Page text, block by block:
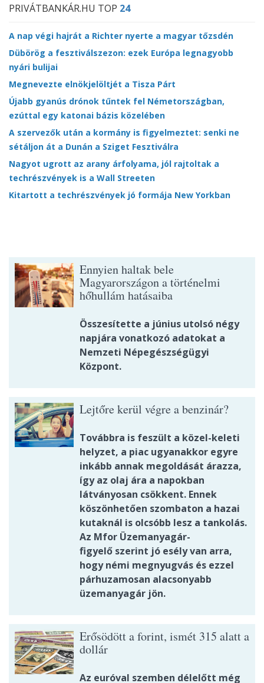
PRIVÁTBANKÁR.HU TOP 24
A nap végi hajrát a Richter nyerte a magyar tőzsdén
Dübörög a fesztiválszezon: ezek Európa legnagyobb
nyári bulijai
Megnevezte elnökjelöltjét a Tisza Párt
Újabb gyanús drónok tűntek fel Németországban,
ezúttal egy katonai bázis közelében
A szervezők után a kormány is figyelmeztet: senki ne
sétáljon át a Dunán a Sziget Fesztiválra
Nagyot ugrott az arany árfolyama, jól rajtoltak a
techrészvények is a Wall Streeten
Kitartott a techrészvények jó formája New Yorkban
Ennyien haltak bele
Magyarországon a történelmi
hőhullám hatásaiba
Összesítette a június utolsó négy
napjára vonatkozó adatokat a
Nemzeti Népegészségügyi
Központ.
Lejtőre kerül végre a benzinár?
Továbbra is feszült a közel-keleti
helyzet, a piac ugyanakkor egyre
inkább annak megoldását árazza,
így az olaj ára a napokban
látványosan csökkent. Ennek
köszönhetően szombaton a hazai
kutaknál is olcsóbb lesz a tankolás.
Az Mfor Üzemanyagár-
figyelő szerint jó esély van arra,
hogy némi megnyugvás és ezzel
párhuzamosan alacsonyabb
üzemanyagár jön.
Erősödött a forint, ismét 315 alatt a
dollár
Az euróval szemben délelőtt még